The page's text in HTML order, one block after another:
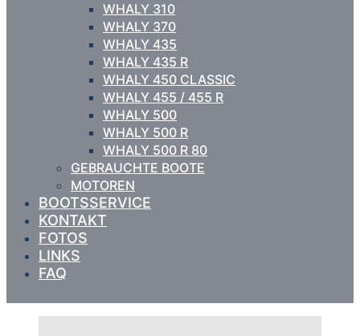
WHALY 310
WHALY 370
WHALY 435
WHALY 435 R
WHALY 450 CLASSIC
WHALY 455 / 455 R
WHALY 500
WHALY 500 R
WHALY 500 R 80
GEBRAUCHTE BOOTE
MOTOREN
BOOTSSERVICE
KONTAKT
FOTOS
LINKS
FAQ